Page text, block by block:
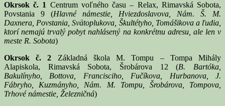
Okrsok č. 1 Centrum voľného času – Relax, Rimavská Sobota,
Povstania 9 (Hlavné námestie, Hviezdoslavova, Nám. Š. M.
Daxnera, Povstania, Svätoplukova, Škultétyho, Tomášikova a ľudia,
ktorí nemajú trvalý pobyt nahlásený na konkrétnu adresu, ale len v
meste R. Sobota)
Okrsok č. 2 Základná škola M. Tompu – Tompa Mihály
Alapiskola, Rimavská Sobota, Šrobárova 12 (B. Bartóka,
Bakulínyho, Bottova, Francisciho, Fučíkova, Hurbanova, J.
Fábryho, Kuzmányho, Nám. M. Tompu, Šrobárova, Tompova,
Trhové námestie, Železničná)